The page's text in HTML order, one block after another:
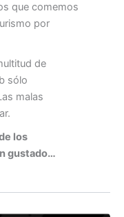
que comemos
por
de
sólo
malas
los
gustado…